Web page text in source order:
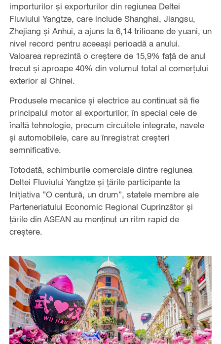
importurilor și exporturilor din regiunea Deltei
Fluviului Yangtze, care include Shanghai, Jiangsu,
Zhejiang și Anhui, a ajuns la 6,14 trilioane de yuani, un
nivel record pentru aceeași perioadă a anului.
Valoarea reprezintă o creștere de 15,9% față de anul
trecut și aproape 40% din volumul total al comerțului
exterior al Chinei.
Produsele mecanice și electrice au continuat să fie
principalul motor al exporturilor, în special cele de
înaltă tehnologie, precum circuitele integrate, navele
și automobilele, care au înregistrat creșteri
semnificative.
Totodată, schimburile comerciale dintre regiunea
Deltei Fluviului Yangtze și țările participante la
Inițiativa ”O centură, un drum”, statele membre ale
Parteneriatului Economic Regional Cuprinzător și
țările din ASEAN au menținut un ritm rapid de
creștere.